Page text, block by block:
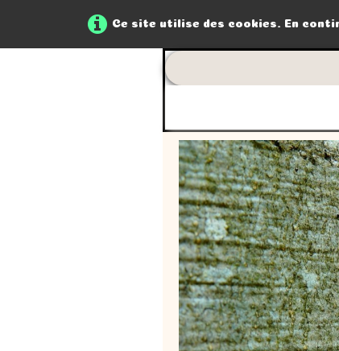
Ce site utilise des cookies. En